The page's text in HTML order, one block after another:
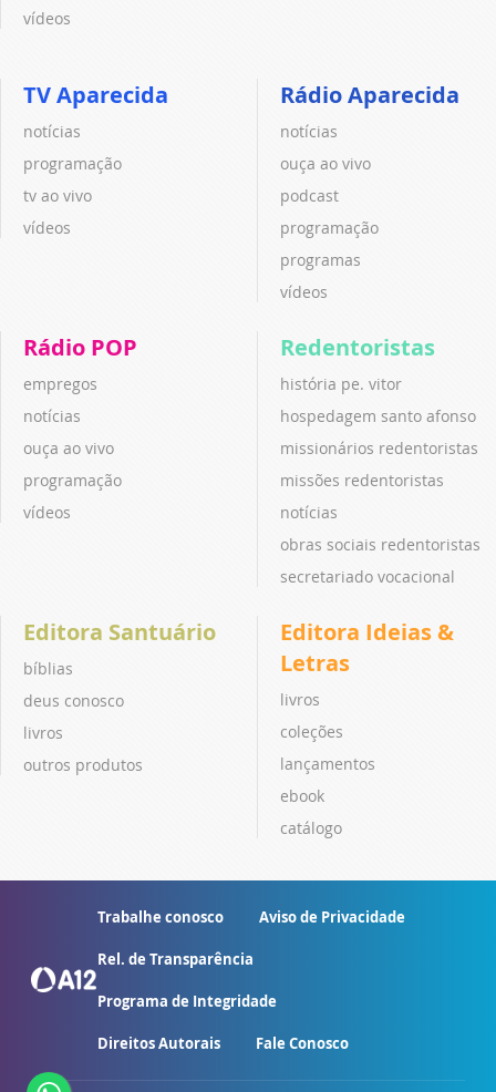
vídeos
TV Aparecida
notícias
programação
tv ao vivo
vídeos
Rádio Aparecida
notícias
ouça ao vivo
podcast
programação
programas
vídeos
Rádio POP
empregos
notícias
ouça ao vivo
programação
vídeos
Redentoristas
história pe. vitor
hospedagem santo afonso
missionários redentoristas
missões redentoristas
notícias
obras sociais redentoristas
secretariado vocacional
Editora Santuário
bíblias
deus conosco
livros
outros produtos
Editora Ideias &
Letras
livros
coleções
lançamentos
ebook
catálogo
Trabalhe conosco Aviso de Privacidade
Rel. de Transparência
Programa de Integridade
Direitos Autorais Fale Conosco